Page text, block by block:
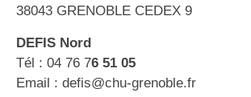
38043 GRENOBLE CEDEX 9
DEFIS Nord
Tél : 04 76 76 51 05
Email : defis@chu-grenoble.fr